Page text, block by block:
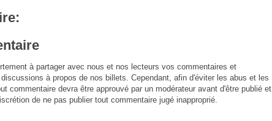
à partager avec nous et nos lecteurs vos commentaires et
à propos de nos billets. Cependant, afin d'éviter les abus et les
commentaire devra être approuvé par un modérateur avant d'être publié et
de ne pas publier tout commentaire jugé inapproprié.